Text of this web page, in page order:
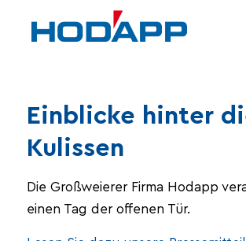
Einblicke hinter
Kulissen
Die Großweierer Firma Hodapp
einen Tag der offenen Tür.